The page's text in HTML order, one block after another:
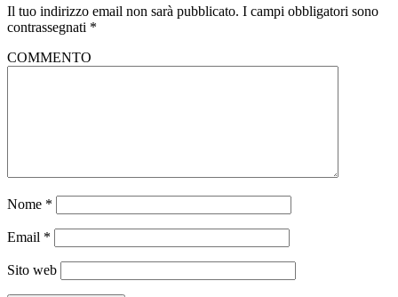
Il tuo indirizzo email non sarà pubblicato. I campi obbligatori sono
contrassegnati *
COMMENTO
Nome *
Email *
Sito web